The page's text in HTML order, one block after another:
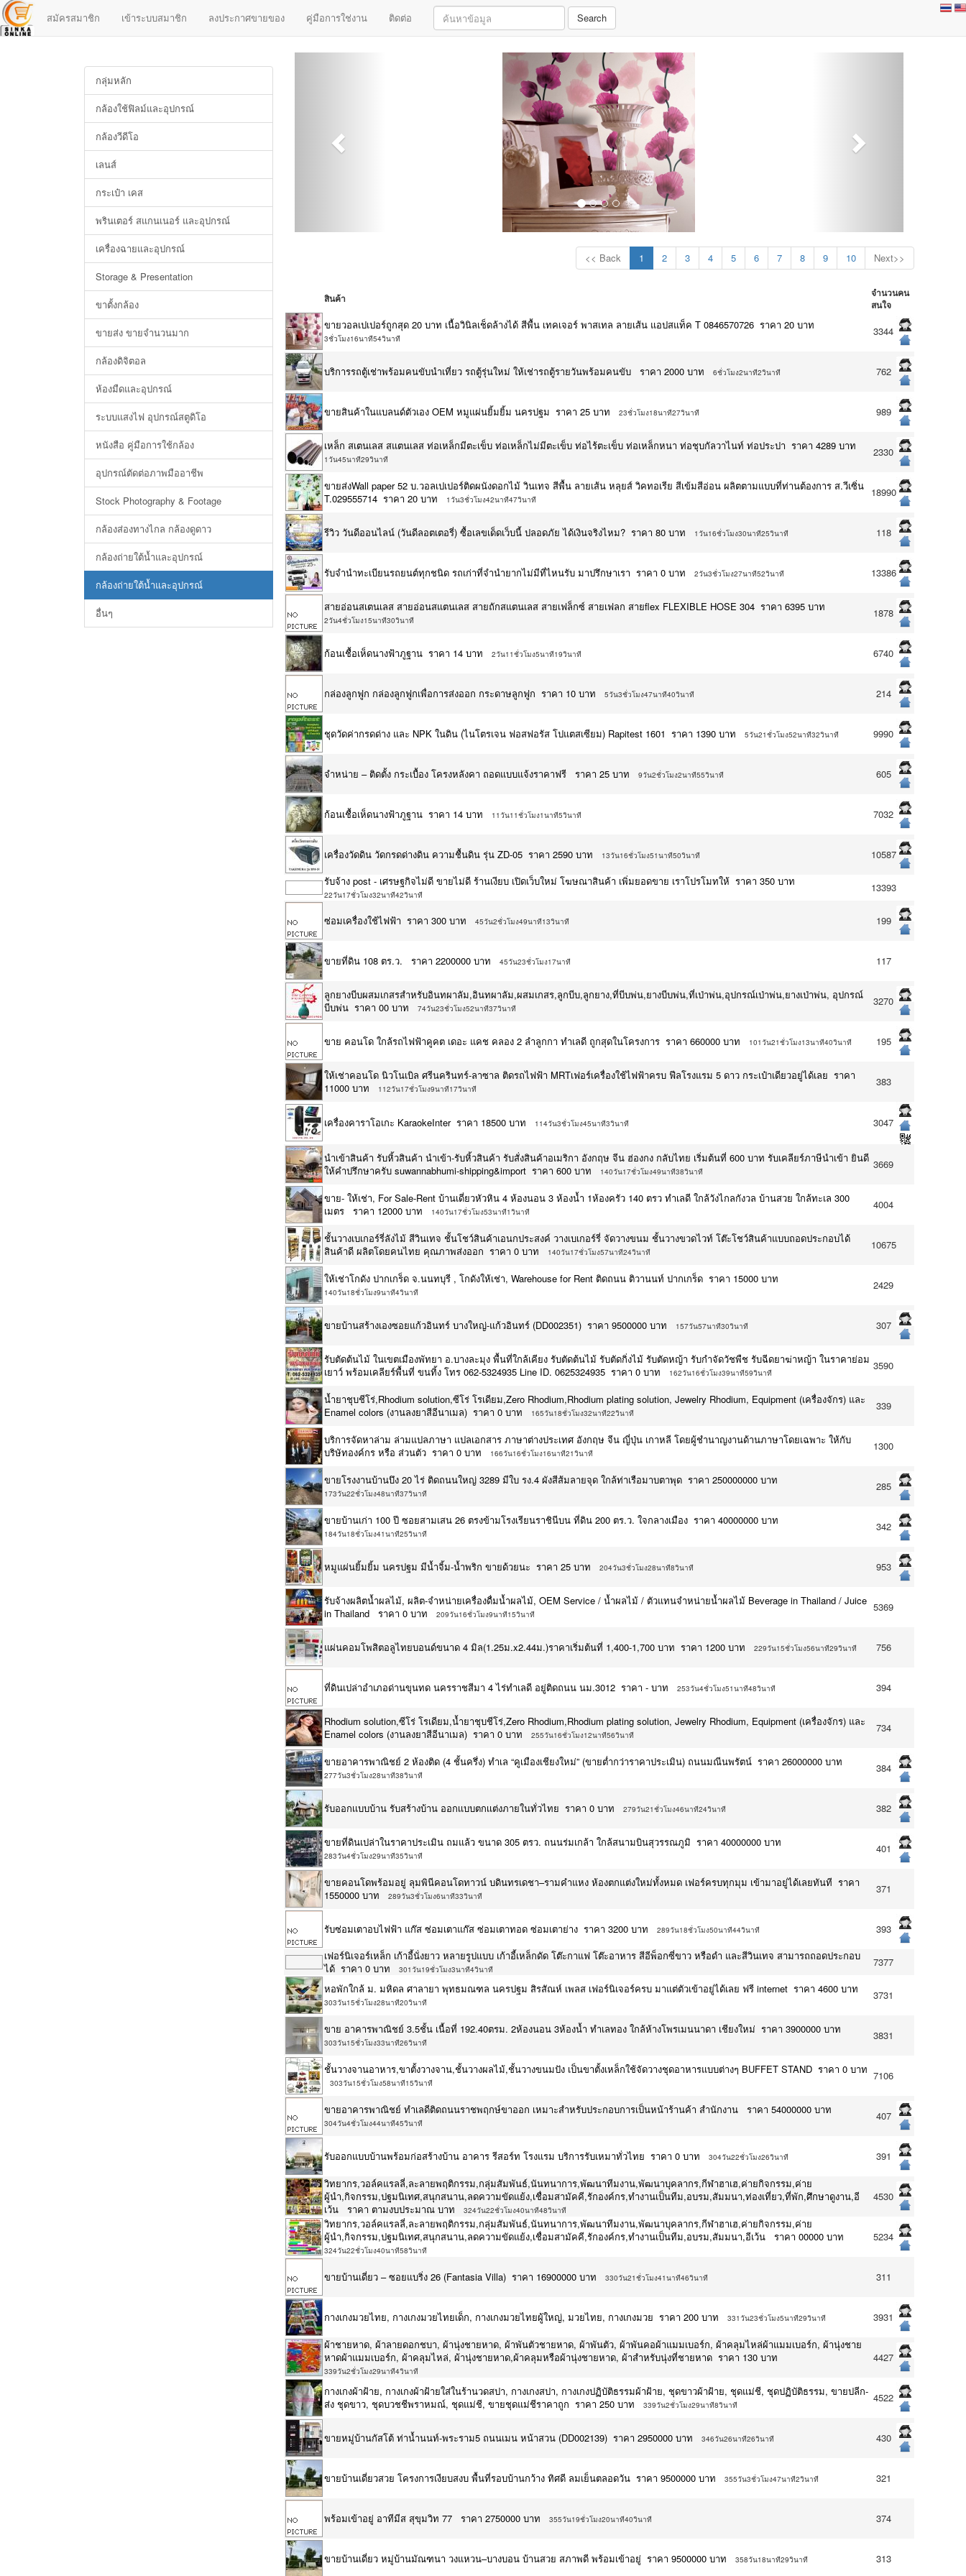
สมัครสมาชิก เข้าระบบสมาชิก ลงประกาศขายของ คู่มือการใช่งาน ติดต่อ Search
กลุ่มหลัก
กล้องใช้ฟิลม์และอุปกรณ์
กล้องวีดีโอ
เลนส์
กระเป๋า เคส
พรินเตอร์ สแกนเนอร์ และอุปกรณ์
เครื่องฉายและอุปกรณ์
Storage & Presentation
ขาตั้งกล้อง
ขายส่ง ขายจำนวนมาก
กล้องดิจิตอล
ห้องมืดและอุปกรณ์
ระบบแสงไฟ อุปกรณ์สตูดิโอ
หนังสือ คู่มือการใช้กล้อง
อุปกรณ์ตัดต่อภาพมืออาชีพ
Stock Photography & Footage
กล้องส่องทางไกล กล้องดูดาว
กล้องถ่ายใต้น้ำและอุปกรณ์
กล้องถ่ายใต้น้ำและอุปกรณ์
อื่นๆ
<< Back 1 2 3 4 5 6 7 8 9 10 Next>>
สินค้า
จำนวนคน
สนใจ
ขายวอลเปเปอร์ถูกสุด 20 บาท เนื้อวินิลเช็ดล้างได้ สีพื้น เทคเจอร์ พาสเทล ลายเส้น แอปสแท็ค T 0846570726 ราคา 20 บาท
3ชั่วโมง16นาที54วินาที
3344
บริการรถตู้เช่าพร้อมคนขับนำเที่ยว รถตู้รุ่นใหม่ ให้เช่ารถตู้รายวันพร้อมคนขับ ราคา 2000 บาท 6ชั่วโมง2นาที2วินาที 762
ขายสินค้าในแบลนด์ตัวเอง OEM หมูแผ่นยิ้มยิ้ม นครปฐม ราคา 25 บาท 23ชั่วโมง18นาที27วินาที 989
เหล็ก สเตนเลส สแตนเลส ท่อเหล็กมีตะเข็บ ท่อเหล็กไม่มีตะเข็บ ท่อไร้ตะเข็บ ท่อเหล็กหนา ท่อชุบกัลวาไนท์ ท่อประปา ราคา 4289 บาท
1วัน45นาที29วินาที
2330
ขายส่งWall paper 52 บ.วอลเปเปอร์ติดผนังดอกไม้ วินเทจ สีพื้น ลายเส้น หลุยส์ วิคทอเรีย สีเข้มสีอ่อน ผลิตตามแบบที่ท่านต้องการ ส.วีเซิ่น
T.029555714 ราคา 20 บาท
1วัน3ชั่วโมง42นาที47วินาที
18990
รีวิว วันดีออนไลน์ (วันดีลอตเตอรี่) ซื้อเลขเด็ดเว็บนี้ ปลอดภัย ได้เงินจริงไหม? ราคา 80 บาท 1วัน16ชั่วโมง30นาที25วินาที 118
รับจำนำทะเบียนรถยนต์ทุกชนิด รถเก่าที่จำนำยากไม่มีที่ไหนรับ มาปรึกษาเรา ราคา 0 บาท 2วัน3ชั่วโมง27นาที52วินาที 13386
สายอ่อนสเตนเลส สายอ่อนสแตนเลส สายถักสแตนเลส สายเฟล็กซ์ สายเฟลก สายflex FLEXIBLE HOSE 304 ราคา 6395 บาท
2วัน4ชั่วโมง15นาที30วินาที
1878
ก้อนเชื้อเห็ดนางฟ้าภูฐาน ราคา 14 บาท 2วัน11ชั่วโมง5นาที19วินาที 6740
กล่องลูกฟูก กล่องลูกฟูกเพื่อการส่งออก กระดาษลูกฟูก ราคา 10 บาท 5วัน3ชั่วโมง47นาที40วินาที 214
ชุดวัดค่ากรดด่าง และ NPK ในดิน (ไนโตรเจน ฟอสฟอรัส โปแตสเซียม) Rapitest 1601 ราคา 1390 บาท 5วัน21ชั่วโมง52นาที32วินาที 9990
จำหน่าย – ติดตั้ง กระเบื้อง โครงหลังคา ถอดแบบแจ้งราคาฟรี ราคา 25 บาท 9วัน2ชั่วโมง2นาที55วินาที 605
ก้อนเชื้อเห็ดนางฟ้าภูฐาน ราคา 14 บาท 11วัน11ชั่วโมง1นาที5วินาที 7032
เครื่องวัดดิน วัดกรดด่างดิน ความชื้นดิน รุ่น ZD-05 ราคา 2590 บาท 13วัน16ชั่วโมง51นาที50วินาที
10587
รับจ้าง post - เศรษฐกิจไม่ดี ขายไม่ดี ร้านเงียบ เปิดเว็บใหม่ โฆษณาสินค้า เพิ่มยอดขาย เราโปรโมทให้ ราคา 350 บาท
22วัน17ชั่วโมง32นาที42วินาที
13393
ซ่อมเครื่องใช้ไฟฟ้า ราคา 300 บาท 45วัน2ชั่วโมง49นาที13วินาที 199
ขายที่ดิน 108 ตร.ว. ราคา 2200000 บาท 45วัน23ชั่วโมง17นาที 117
ลูกยางบีบผสมเกสรสำหรับอินทผาลัม,อินทผาลัม,ผสมเกสร,ลูกบีบ,ลูกยาง,ที่บีบพ่น,ยางบีบพ่น,ที่เป่าพ่น,อุปกรณ์เป่าพ่น,ยางเป่าพ่น, อุปกรณ์
บีบพ่น ราคา 00 บาท
74วัน23ชั่วโมง52นาที37วินาที
3270
ขาย คอนโด ใกล้รถไฟฟ้าคูคต เดอะ แคช คลอง 2 ลำลูกกา ทำเลดี ถูกสุดในโครงการ ราคา 660000 บาท 101วัน21ชั่วโมง13นาที40วินาที 195
ให้เช่าคอนโด นิวโนเบิล ศรีนครินทร์-ลาซาล ติดรถไฟฟ้า MRTเฟอร์เครื่องใช้ไฟฟ้าครบ ฟีลโรงแรม 5 ดาว กระเป๋าเดียวอยู่ได้เลย ราคา
11000 บาท
112วัน17ชั่วโมง9นาที17วินาที
383
เครื่องคาราโอเกะ KaraokeInter ราคา 18500 บาท 114วัน3ชั่วโมง45นาที3วินาที 3047
นำเข้าสินค้า รับหิ้วสินค้า นำเข้า-รับหิ้วสินค้า รับสั่งสินค้าอเมริกา อังกฤษ จีน ฮ่องกง กลับไทย เริ่มต้นที่ 600 บาท รับเคลียร์ภาษีนำเข้า ยินดี
ให้คำปรึกษาครับ suwannabhumi-shipping&import ราคา 600 บาท
140วัน17ชั่วโมง49นาที38วินาที
3669
ขาย- ให้เช่า, For Sale-Rent บ้านเดี่ยวหัวหิน 4 ห้องนอน 3 ห้องน้ำ 1ห้องครัว 140 ตรว ทำเลดี ใกล้วังไกลกังวล บ้านสวย ใกล้ทะเล 300
เมตร ราคา 12000 บาท
140วัน17ชั่วโมง53นาที1วินาที
4004
ชั้นวางเบเกอร์รี่ลังไม้ สีวินเทจ ชั้นโชว์สินค้าเอนกประสงค์ วางเบเกอร์รี่ จัดวางขนม ชั้นวางขวดไวท์ โต๊ะโชว์สินค้าแบบถอดประกอบได้
สินค้าดี ผลิตโดยคนไทย คุณภาพส่งออก ราคา 0 บาท
140วัน17ชั่วโมง57นาที24วินาที
10675
ให้เช่าโกดัง ปากเกร็ด จ.นนทบุรี , โกดังให้เช่า, Warehouse for Rent ติดถนน ติวานนท์ ปากเกร็ด ราคา 15000 บาท
140วัน18ชั่วโมง9นาที4วินาที
2429
ขายบ้านสร้างเองซอยแก้วอินทร์ บางใหญ่-แก้วอินทร์ (DD002351) ราคา 9500000 บาท 157วัน57นาที30วินาที 307
รับตัดต้นไม้ ในเขตเมืองพัทยา อ.บางละมุง พื้นที่ใกล้เคียง รับตัดต้นไม้ รับตัดกิ่งไม้ รับตัดหญ้า รับกำจัดวัชพืช รับฉีดยาฆ่าหญ้า ในราคาย่อม
เยาว์ พร้อมเคลียร์พื้นที่ ขนทิ้ง โทร 062-5324935 Line ID. 0625324935 ราคา 0 บาท
162วัน16ชั่วโมง39นาที59วินาที
3590
น้ำยาชุบชีโร่,Rhodium solution,ซีโร่ โรเดียม,Zero Rhodium,Rhodium plating solution, Jewelry Rhodium, Equipment (เครื่องจักร) และ
Enamel colors (งานลงยาสีอีนาเมล) ราคา 0 บาท
165วัน18ชั่วโมง32นาที22วินาที
339
บริการจัดหาล่าม ล่ามแปลภาษา แปลเอกสาร ภาษาต่างประเทศ อังกฤษ จีน ญี่ปุ่น เกาหลี โดยผู้ชำนาญงานด้านภาษาโดยเฉพาะ ให้กับ
บริษัทองค์กร หรือ ส่วนตัว ราคา 0 บาท
166วัน16ชั่วโมง16นาที21วินาที
1300
ขายโรงงานบ้านบึง 20 ไร่ ติดถนนใหญ่ 3289 มีใบ รง.4 ผังสีส้มลายจุด ใกล้ท่าเรือมาบตาพุด ราคา 250000000 บาท
173วัน22ชั่วโมง48นาที37วินาที
285
ขายบ้านเก่า 100 ปี ซอยสามเสน 26 ตรงข้ามโรงเรียนราชินีบน ที่ดิน 200 ตร.ว. ใจกลางเมือง ราคา 40000000 บาท
184วัน18ชั่วโมง41นาที25วินาที
342
หมูแผ่นยิ้มยิ้ม นครปฐม มีน้ำจิ้ม-น้ำพริก ขายด้วยนะ ราคา 25 บาท 204วัน3ชั่วโมง28นาที8วินาที 953
รับจ้างผลิตน้ำผลไม้, ผลิต-จำหน่ายเครื่องดื่มน้ำผลไม้, OEM Service / น้ำผลไม้ / ตัวแทนจำหน่ายน้ำผลไม้ Beverage in Thailand / Juice
in Thailand ราคา 0 บาท
209วัน16ชั่วโมง9นาที15วินาที
5369
แผ่นคอมโพสิตอลูไทยบอนด์ขนาด 4 มิล(1.25ม.x2.44ม.)ราคาเริ่มต้นที่ 1,400-1,700 บาท ราคา 1200 บาท 229วัน15ชั่วโมง56นาที29วินาที 756
ที่ดินเปล่าอำเภอด่านขุนทด นครราชสีมา 4 ไร่ทำเลดี อยู่ติดถนน นม.3012 ราคา - บาท 253วัน4ชั่วโมง51นาที48วินาที 394
Rhodium solution,ซีโร่ โรเดียม,น้ำยาชุบชีโร่,Zero Rhodium,Rhodium plating solution, Jewelry Rhodium, Equipment (เครื่องจักร) และ
Enamel colors (งานลงยาสีอีนาเมล) ราคา 0 บาท
255วัน16ชั่วโมง12นาที56วินาที
734
ขายอาคารพาณิชย์ 2 ห้องติด (4 ชั้นครึ่ง) ทำเล “คูเมืองเชียงใหม่” (ขายต่ำกว่าราคาประเมิน) ถนนมณีนพรัตน์ ราคา 26000000 บาท
277วัน3ชั่วโมง28นาที38วินาที
384
รับออกเเบบบ้าน รับสร้างบ้าน ออกเเบบตกเเต่งภายในทั่วไทย ราคา 0 บาท 279วัน21ชั่วโมง46นาที24วินาที 382
ขายที่ดินเปล่าในราคาประเมิน ถมแล้ว ขนาด 305 ตรว. ถนนร่มเกล้า ใกล้สนามบินสุวรรณภูมิ ราคา 40000000 บาท
283วัน4ชั่วโมง29นาที35วินาที
401
ขายคอนโดพร้อมอยู่ ลุมพินีคอนโดทาวน์ บดินทรเดชา–รามคำแหง ห้องตกแต่งใหม่ทั้งหมด เฟอร์ครบทุกมุม เข้ามาอยู่ได้เลยทันที ราคา
1550000 บาท
289วัน3ชั่วโมง6นาที33วินาที
371
รับซ่อมเตาอบไฟฟ้า แก๊ส ซ่อมเตาแก๊ส ซ่อมเตาทอด ซ่อมเตาย่าง ราคา 3200 บาท 289วัน18ชั่วโมง50นาที44วินาที
393
เฟอร์นิเจอร์เหล็ก เก้าอี้นั่งยาว หลายรูปแบบ เก้าอี้เหล็กดัด โต๊ะกาแฟ โต๊ะอาหาร สีอีพ็อกซี่ขาว หรือดำ และสีวินเทจ สามารถถอดประกอบ
ได้ ราคา 0 บาท
301วัน19ชั่วโมง3นาที4วินาที
7377
หอพักใกล้ ม. มหิดล ศาลายา พุทธมณฑล นครปฐม สิรสัณห์ เพลส เฟอร์นิเจอร์ครบ มาแต่ตัวเข้าอยู่ได้เลย ฟรี internet ราคา 4600 บาท
303วัน15ชั่วโมง28นาที20วินาที
3731
ขาย อาคารพาณิชย์ 3.5ชั้น เนื้อที่ 192.40ตรม. 2ห้องนอน 3ห้องน้ำ ทำเลทอง ใกล้ห้างโพรเมนนาดา เชียงใหม่ ราคา 3900000 บาท
303วัน15ชั่วโมง33นาที26วินาที
3831
ชั้นวางจานอาหาร,ขาตั้งวางจาน,ชั้นวางผลไม้,ชั้นวางขนมปัง เป็นขาตั้งเหล็กใช้จัดวางชุดอาหารแบบต่างๆ BUFFET STAND ราคา 0 บาท
303วัน15ชั่วโมง58นาที15วินาที
7106
ขายอาคารพาณิชย์ ทำเลดีติดถนนราชพฤกษ์ขาออก เหมาะสำหรับประกอบการเป็นหน้าร้านค้า สำนักงาน ราคา 54000000 บาท
304วัน4ชั่วโมง44นาที45วินาที
407
รับออกแบบบ้านพร้อมก่อสร้างบ้าน อาคาร รีสอร์ท โรงแรม บริการรับเหมาทั่วไทย ราคา 0 บาท 304วัน22ชั่วโมง26วินาที
391
วิทยากร,วอล์คแรลลี่,ละลายพฤติกรรม,กลุ่มสัมพันธ์,นันทนาการ,พัฒนาทีมงาน,พัฒนาบุคลากร,กีฬาฮาเฮ,ค่ายกิจกรรม,ค่าย
ผู้นำ,กิจกรรม,ปฐมนิเทศ,สนุกสนาน,ลดความขัดแย้ง,เชื่อมสามัคคี,รักองค์กร,ทำงานเป็นทีม,อบรม,สัมมนา,ท่องเที่ยว,ที่พัก,ศึกษาดูงาน,อี
เว้น ราคา ตามงบประมาณ บาท
324วัน22ชั่วโมง40นาที48วินาที
4530
วิทยากร,วอล์คแรลลี่,ละลายพฤติกรรม,กลุ่มสัมพันธ์,นันทนาการ,พัฒนาทีมงาน,พัฒนาบุคลากร,กีฬาฮาเฮ,ค่ายกิจกรรม,ค่าย
ผู้นำ,กิจกรรม,ปฐมนิเทศ,สนุกสนาน,ลดความขัดแย้ง,เชื่อมสามัคคี,รักองค์กร,ทำงานเป็นทีม,อบรม,สัมมนา,อีเว้น ราคา 00000 บาท
324วัน22ชั่วโมง40นาที58วินาที
5234
ขายบ้านเดี่ยว – ซอยแบริ่ง 26 (Fantasia Villa) ราคา 16900000 บาท 330วัน21ชั่วโมง41นาที46วินาที 311
กางเกงมวยไทย, กางเกงมวยไทยเด็ก, กางเกงมวยไทยผู้ใหญ่, มวยไทย, กางเกงมวย ราคา 200 บาท 331วัน23ชั่วโมง5นาที29วินาที
3931
ผ้าชายหาด, ผ้าลายดอกชบา, ผ้านุ่งชายหาด, ผ้าพันตัวชายหาด, ผ้าพันตัว, ผ้าพันคอผ้าแมมเบอร์ก, ผ้าคลุมไหล่ผ้าแมมเบอร์ก, ผ้านุ่งชาย
หาดผ้าแมมเบอร์ก, ผ้าคลุมไหล่, ผ้านุ่งชายหาด,ผ้าคลุมหรือผ้านุ่งชายหาด, ผ้าสำหรับนุ่งที่ชายหาด ราคา 130 บาท
339วัน2ชั่วโมง29นาที4วินาที
4427
กางเกงผ้าฝ้าย, กางเกงผ้าฝ้ายใส่ในร้านวดสปา, กางเกงสปา, กางเกงปฏิบัติธรรมผ้าฝ้าย, ชุดขาวผ้าฝ้าย, ชุดแม่ชี, ชุดปฏิบัติธรรม, ขายปลีก-
ส่ง ชุดขาว, ชุดบวชชีพราหมณ์, ชุดแม่ชี, ขายชุดแม่ชีราคาถูก ราคา 250 บาท
339วัน2ชั่วโมง29นาที8วินาที
4522
ขายหมู่บ้านกัสโต้​ ท่าน้ำนนท์-พระราม5 ถนนเมน หน้าสวน (DD002139) ราคา 2950000 บาท 346วัน26นาที26วินาที 430
ขายบ้านเดี่ยวสวย โครงการเงียบสงบ พื้นที่รอบบ้านกว้าง ทิศดี ลมเย็นตลอดวัน ราคา 9500000 บาท 355วัน3ชั่วโมง47นาที2วินาที 321
พร้อมเข้าอยู่ อาทีมีส สุขุมวิท 77 ราคา 2750000 บาท 355วัน19ชั่วโมง20นาที40วินาที 374
ขายบ้านเดี่ยว หมู่บ้านมัณฑนา วงแหวน–บางบอน บ้านสวย สภาพดี พร้อมเข้าอยู่ ราคา 9500000 บาท 358วัน18นาที29วินาที 313